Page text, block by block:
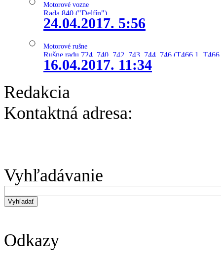
Motorové vozne
Rada 840 ("Delfín")
24.04.2017. 5:56
Motorové rušne
Rušne radu 724, 740, 742, 743, 744, 746 (T466.1,
16.04.2017. 11:34
Redakcia
Kontaktná adresa:
Vyhľadávanie
Odkazy